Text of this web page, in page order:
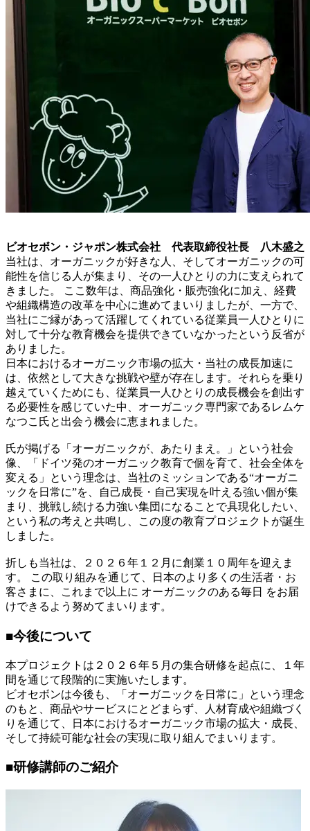
ビオセボン・ジャポン株式会社 代表取締役社長 八木盛之
当社は、オーガニックが好きな人、そしてオーガニックの可
能性を信じる人が集まり、その一人ひとりの力に支えられて
きました。 ここ数年は、商品強化・販売強化に加え、経費
や組織構造の改革を中心に進めてまいりましたが、一方で、
当社にご縁があって活躍してくれている従業員一人ひとりに
対して十分な教育機会を提供できていなかったという反省が
ありました。
日本におけるオーガニック市場の拡大・当社の成長加速に
は、依然として大きな挑戦や壁が存在します。それらを乗り
越えていくためにも、従業員一人ひとりの成長機会を創出す
る必要性を感じていた中、オーガニック専門家であるレムケ
なつこ氏と出会う機会に恵まれました。
氏が掲げる「オーガニックが、あたりまえ。」という社会
像、「ドイツ発のオーガニック教育で個を育て、社会全体を
変える」という理念は、当社のミッションである“オーガニ
ックを日常に”を、自己成長・自己実現を叶える強い個が集
まり、挑戦し続ける力強い集団になることで具現化したい、
という私の考えと共鳴し、この度の教育プロジェクトが誕生
しました。
折しも当社は、２０２６年１２月に創業１０周年を迎えま
す。 この取り組みを通じて、日本のより多くの生活者・お
客さまに、これまで以上に オーガニックのある毎日 をお届
けできるよう努めてまいります。
■今後について
本プロジェクトは２０２６年５月の集合研修を起点に、１年
間を通じて段階的に実施いたします。
ビオセボンは今後も、「オーガニックを日常に」という理念
のもと、商品やサービスにとどまらず、人材育成や組織づく
りを通じて、日本におけるオーガニック市場の拡大・成長、
そして持続可能な社会の実現に取り組んでまいります。
■研修講師のご紹介